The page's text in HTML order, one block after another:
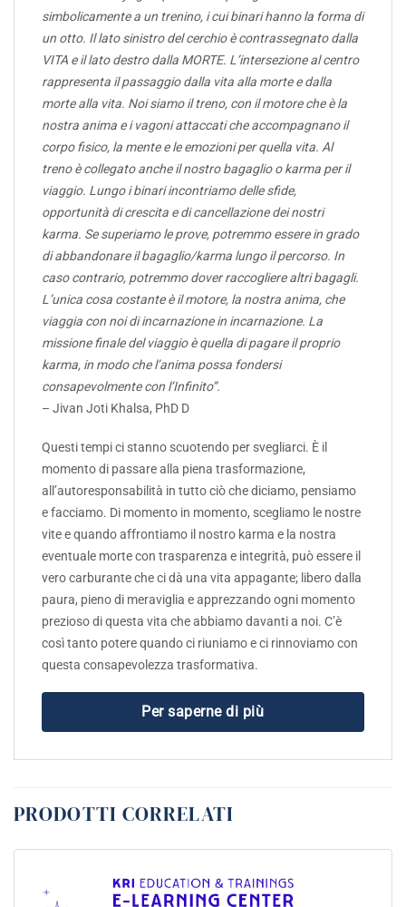
simbolicamente a un trenino, i cui binari hanno la forma di
un otto. Il lato sinistro del cerchio è contrassegnato dalla
VITA e il lato destro dalla MORTE. L’intersezione al centro
rappresenta il passaggio dalla vita alla morte e dalla
morte alla vita. Noi siamo il treno, con il motore che è la
nostra anima e i vagoni attaccati che accompagnano il
corpo fisico, la mente e le emozioni per quella vita. Al
treno è collegato anche il nostro bagaglio o karma per il
viaggio. Lungo i binari incontriamo delle sfide,
opportunità di crescita e di cancellazione dei nostri
karma. Se superiamo le prove, potremmo essere in grado
di abbandonare il bagaglio/karma lungo il percorso. In
caso contrario, potremmo dover raccogliere altri bagagli.
L’unica cosa costante è il motore, la nostra anima, che
viaggia con noi di incarnazione in incarnazione. La
missione finale del viaggio è quella di pagare il proprio
karma, in modo che l’anima possa fondersi
consapevolmente con l’Infinito”.
– Jivan Joti Khalsa, PhD D
Questi tempi ci stanno scuotendo per svegliarci. È il
momento di passare alla piena trasformazione,
all’autoresponsabilità in tutto ciò che diciamo, pensiamo
e facciamo. Di momento in momento, scegliamo le nostre
vite e quando affrontiamo il nostro karma e la nostra
eventuale morte con trasparenza e integrità, può essere il
vero carburante che ci dà una vita appagante; libero dalla
paura, pieno di meraviglia e apprezzando ogni momento
prezioso di questa vita che abbiamo davanti a noi. C’è
così tanto potere quando ci riuniamo e ci rinnoviamo con
questa consapevolezza trasformativa.
Per saperne di più
PRODOTTI CORRELATI